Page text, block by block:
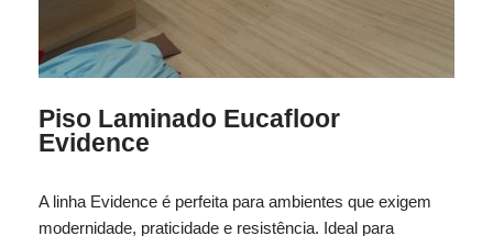
Piso Laminado Eucafloor
Evidence
A linha Evidence é perfeita para ambientes que exigem
modernidade, praticidade e resistência. Ideal para